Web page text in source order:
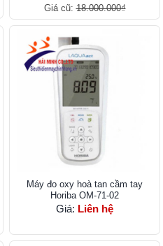
Giá cũ:18.000.000₫
Máy đo oxy hoà tan cầm tay
Horiba OM-71-02
Giá: Liên hệ